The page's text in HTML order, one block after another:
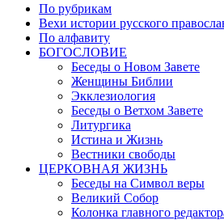
По рубрикам
Вехи истории русского
По алфавиту
БОГОСЛОВИЕ
Беседы о Новом Завете
Женщины Библии
Экклезиология
Беседы о Ветхом Завете
Литургика
Истина и Жизнь
Вестники свободы
ЦЕРКОВНАЯ ЖИЗНЬ
Беседы на Символ веры
Великий Собор
Колонка главного